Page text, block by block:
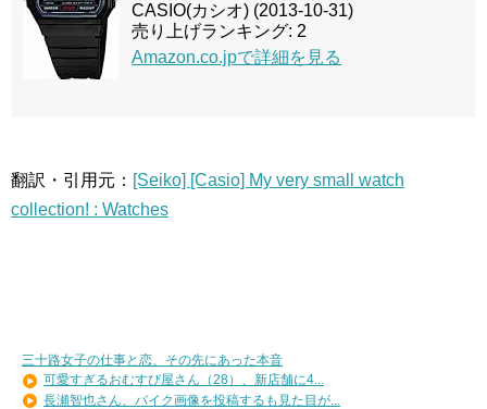
CASIO(カシオ) (2013-10-31)
売り上げランキング: 2
Amazon.co.jpで詳細を見る
翻訳・引用元： [Seiko] [Casio] My very small watch
collection! : Watches
三十路女子の仕事と恋、その先にあった本音
可愛すぎるおむすび屋さん（28）、新店舗に4...
長瀬智也さん、バイク画像を投稿するも見た目が...